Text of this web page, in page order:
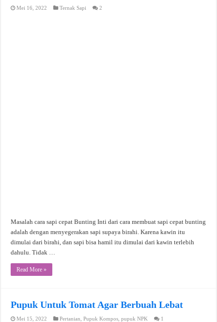
Mei 16, 2022 Ternak Sapi 2
Masalah cara sapi cepat Bunting Inti dari cara membuat sapi cepat bunting
adalah dengan menyegerakan sapi supaya birahi. Karena kawin itu
dimulai dari birahi, dan sapi bisa hamil itu dimulai dari kawin terlebih
dahulu. Tidak …
Read More »
Pupuk Untuk Tomat Agar Berbuah Lebat
Mei 15, 2022 Pertanian ,Pupuk Kompos ,pupuk NPK 1